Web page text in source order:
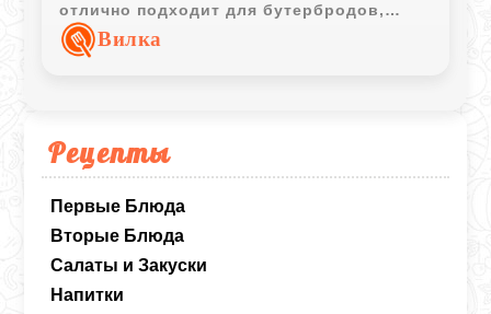
Рецепты
Первые Блюда
Вторые Блюда
Салаты и Закуски
Напитки
отлично подходит для бутербродов,
закусок и уютного домашнего завтрака.
Вилка